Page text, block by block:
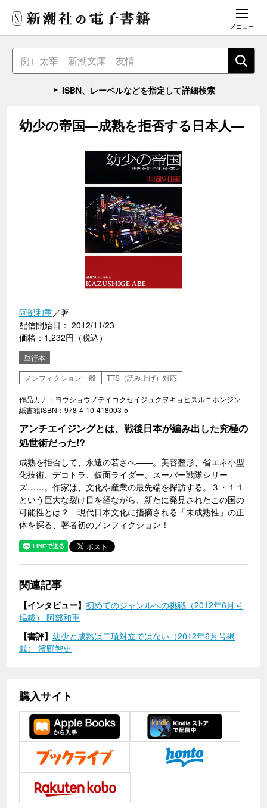
メニュー
ISBN、レーベルなどを指定して詳細検索
幼少の帝国―成熟を拒否する日本人―
阿部和重／著
配信開始日： 2012/11/23
価格：1,232円（税込）
単行本
ノンフィクション一般
TTS（読み上げ）対応
作品カナ：ヨウショウノテイコクセイジュクヲキョヒスルニホンジン
紙書籍ISBN：978-4-10-418003-5
アンチエイジングとは、戦後日本が編み出した究極の
処世術だった!?
成熟を拒否して、永遠の若さへ――。美容整形、省エネ小型
化技術、デコトラ、仮面ライダー、スーパー戦隊シリー
ズ……。作家は、文化や産業の最先端を探訪する。３・１１
という巨大な裂け目を経ながら、新たに発見されたこの国の
可能性とは？ 現代日本文化に指摘される「未成熟性」の正
体を探る、著者初のノンフィクション！
関連記事
【インタビュー】 初めてのジャンルへの挑戦（2012年6月号
掲載） 阿部和重
【書評】 幼少と成熟は二項対立ではない（2012年6月号掲
載） 濱野智史
購入サイト